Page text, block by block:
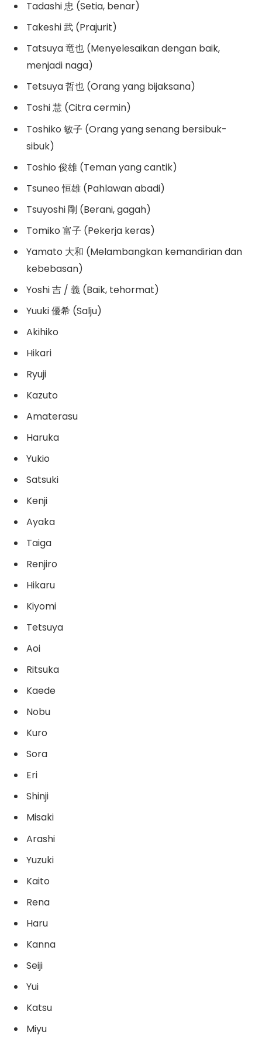
Tadashi 忠 (Setia, benar)
Takeshi 武 (Prajurit)
Tatsuya 竜也 (Menyelesaikan dengan baik,
menjadi naga)
Tetsuya 哲也 (Orang yang bijaksana)
Toshi 慧 (Citra cermin)
Toshiko 敏子 (Orang yang senang bersibuk-
sibuk)
Toshio 俊雄 (Teman yang cantik)
Tsuneo 恒雄 (Pahlawan abadi)
Tsuyoshi 剛 (Berani, gagah)
Tomiko 富子 (Pekerja keras)
Yamato 大和 (Melambangkan kemandirian dan
kebebasan)
Yoshi 吉 / 義 (Baik, tehormat)
Yuuki 優希 (Salju)
Akihiko
Hikari
Ryuji
Kazuto
Amaterasu
Haruka
Yukio
Satsuki
Kenji
Ayaka
Taiga
Renjiro
Hikaru
Kiyomi
Tetsuya
Aoi
Ritsuka
Kaede
Nobu
Kuro
Sora
Eri
Shinji
Misaki
Arashi
Yuzuki
Kaito
Rena
Haru
Kanna
Seiji
Yui
Katsu
Miyu